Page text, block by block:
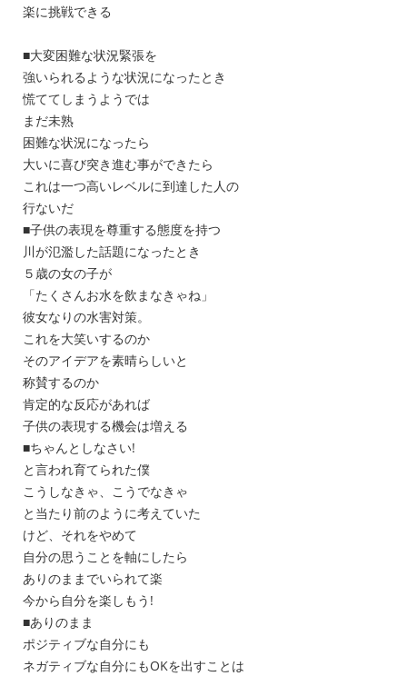
楽に挑戦できる
■大変困難な状況緊張を
強いられるような状況になったとき
慌ててしまうようでは
まだ未熟
困難な状況になったら
大いに喜び突き進む事ができたら
これは一つ高いレベルに到達した人の
行ないだ
■子供の表現を尊重する態度を持つ
川が氾濫した話題になったとき
５歳の女の子が
「たくさんお水を飲まなきゃね」
彼女なりの水害対策。
これを大笑いするのか
そのアイデアを素晴らしいと
称賛するのか
肯定的な反応があれば
子供の表現する機会は増える
■ちゃんとしなさい!
と言われ育てられた僕
こうしなきゃ、こうでなきゃ
と当たり前のように考えていた
けど、それをやめて
自分の思うことを軸にしたら
ありのままでいられて楽
今から自分を楽しもう!
■ありのまま
ポジティブな自分にも
ネガティブな自分にもOKを出すことは